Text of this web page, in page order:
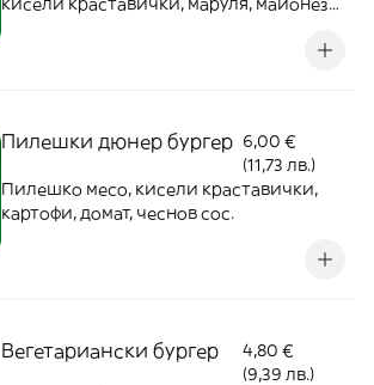
Пилешки дюнер бургер 6,00 €
(11,73 лв.)
Пилешко месо, кисели краставички,
картофи, домат, чеснов сос.
Вегетариански бургер
4,80 €
(9,39 лв.)